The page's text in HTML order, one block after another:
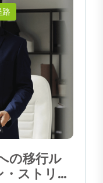
路
の移行ル
ストリー